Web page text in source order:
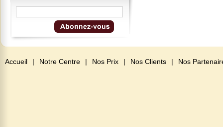
Accueil | Notre Centre | Nos Prix | Nos Clients | Nos